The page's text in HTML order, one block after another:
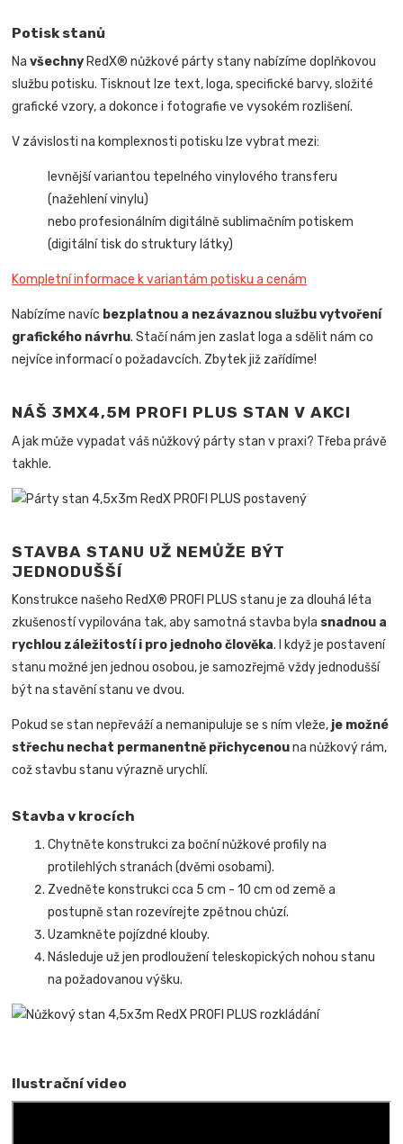
Potisk stanů
Navšechny RedX® nůžkové párty stany nabízíme doplňkovou
službu potisku. Tisknout lze text, loga, specifické barvy, složité
grafické vzory, a dokonce i fotografie ve vysokém rozlišení.
V závislosti na komplexnosti potisku lze vybrat mezi:
levnější variantou tepelného vinylového transferu
(nažehlení vinylu)
nebo profesionálním digitálně sublimačním potiskem
(digitální tisk do struktury látky)
Kompletní informace k variantám potisku a cenám
Nabízíme navíc bezplatnou a nezávaznou službu vytvoření
grafického návrhu. Stačí nám jen zaslat loga a sdělit nám co
nejvíce informací o požadavcích. Zbytek již zařídíme!
NÁŠ 3MX4,5M PROFI PLUS STAN V AKCI
A jak může vypadat váš nůžkový párty stan v praxi? Třeba právě
takhle.
STAVBA STANU UŽ NEMŮŽE BÝT
JEDNODUŠŠÍ
Konstrukce našeho RedX® PROFI PLUS stanu je za dlouhá léta
zkušeností vypilována tak, aby samotná stavba byla snadnou a
rychlou záležitostí i pro jednoho člověka.
I když je postavení
stanu možné jen jednou osobou, je samozřejmě vždy jednodušší
být na stavění stanu ve dvou.
Pokud se stan nepřeváží a nemanipuluje se s ním vleže, je možné
střechu nechat permanentně přichycenouna nůžkový rám,
což stavbu stanu výrazně urychlí.
Stavba v krocích
Chytněte konstrukci za boční nůžkové profily na
protilehlých stranách (dvěmi osobami).
Zvedněte konstrukci cca 5 cm - 10 cm od země a
postupně stan rozevírejte zpětnou chůzí.
Uzamkněte pojízdné klouby.
Následuje už jen prodloužení teleskopických nohou stanu
na požadovanou výšku.
Ilustrační video